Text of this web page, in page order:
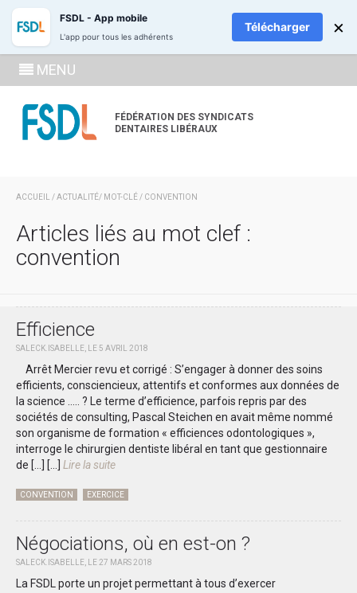
FÉDÉRATION DES SYNDICATS
DENTAIRES LIBÉRAUX
ADHÉREZ
MENU
ACCUEIL /ACTUALITÉ/ MOT-CLÉ / CONVENTION
Articles liés au mot clef :
convention
Efficience
SALECK.ISABELLE, LE 5 AVRIL 2018
Arrêt Mercier revu et corrigé : S’engager à donner des soins
efficients, consciencieux, attentifs et conformes aux données de
la science ….. ? Le terme d’efficience, parfois repris par des
sociétés de consulting, Pascal Steichen en avait même nommé
son organisme de formation « efficiences odontologiques »,
interroge le chirurgien dentiste libéral en tant que gestionnaire
de […]
[...] Lire la suite
CONVENTION EXERCICE
Négociations, où en est-on ?
SALECK.ISABELLE, LE 27 MARS 2018
La FSDL porte un projet permettant à tous d’exercer
FSDL - App mobile
L'app pour tous les adhérents
Télécharger ×